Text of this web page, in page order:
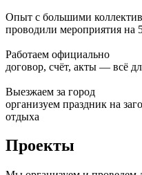
Опыт с большими
проводили мероприятия на
Работаем официально
договор, счёт, акты — всё
Выезжаем за город
организуем праздник на
отдыха
Проекты